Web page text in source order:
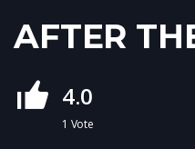
AFTER
4.0
1 Vote